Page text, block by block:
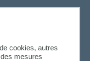
cookies, autres
mesures